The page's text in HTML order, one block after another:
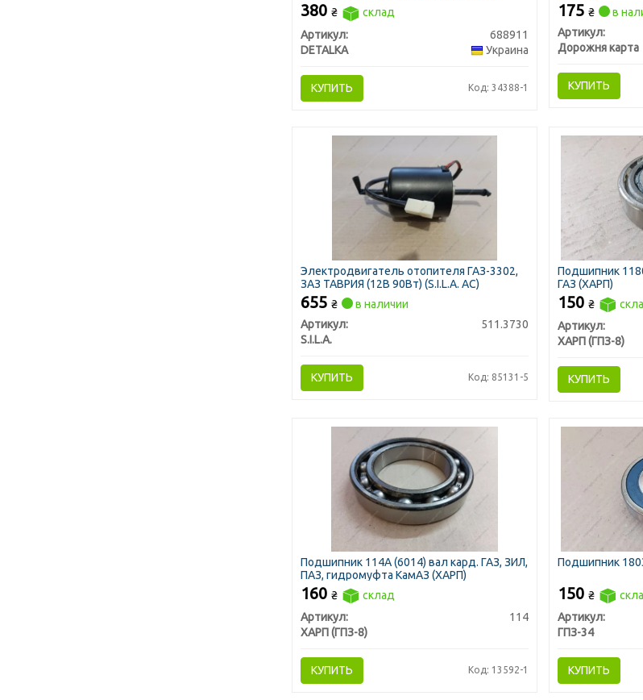
380 ₴
склад
Артикул:
688911
DETALKA
Украина
КУПИТЬ Код: 34388-1
175₴
в
Артикул:
Дорожня карта
КУПИТЬ
Электродвигатель отопителя ГАЗ-3302,
ЗАЗ ТАВРИЯ (12В 90Вт) (S.I.L.A. AC)
655 ₴
в наличии
Артикул:
511.3730
S.I.L.A.
КУПИТЬ Код: 85131-5
Подшипник
ГАЗ (ХАРП)
150₴
Артикул:
ХАРП (ГПЗ-8)
КУПИТЬ
Подшипник 114А (6014) вал кард. ГАЗ, ЗИЛ,
ПАЗ, гидромуфта КамАЗ (ХАРП)
160 ₴
склад
Артикул:
114
ХАРП (ГПЗ-8)
КУПИТЬ Код: 13592-1
Подшипник
150₴
Артикул:
ГПЗ-34
КУПИТЬ